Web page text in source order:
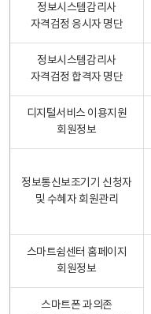
정보시스템감리사
자격검정 응시자 명단
정보시스템감리사
자격검정 합격자 명단
디지털서비스 이용지원
회원정보
정보통신보조기기 신청자
및 수혜자 회원관리
스마트쉼센터 홈페이지
회원정보
스마트폰 과의존